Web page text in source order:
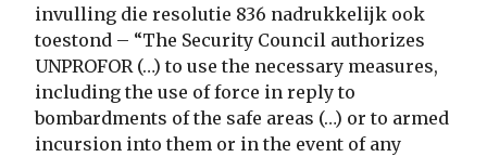
invulling die resolutie 836 nadrukkelijk ook
toestond – “The Security Council authorizes
UNPROFOR (…) to use the necessary measures,
including the use of force in reply to
bombardments of the safe areas (…) or to armed
incursion into them or in the event of any